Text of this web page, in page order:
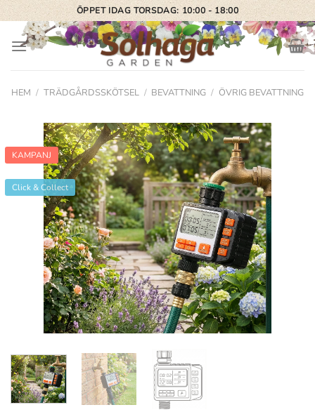
Skip
to
content
ÖPPET IDAG TORSDAG: 10:00 - 18:00
HEM / TRÄDGÅRDSSKÖTSEL / BEVATTNING / ÖVRIG BEVATTNING
KAMPANJ
Click & Collect